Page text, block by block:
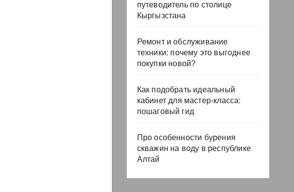
путеводитель по столице
Кыргызстана
Ремонт и обслуживание
техники: почему это выгоднее
покупки новой?
Как подобрать идеальный
кабинет для мастер-класса:
пошаговый гид
Про особенности бурения
скважин на воду в республике
Алтай